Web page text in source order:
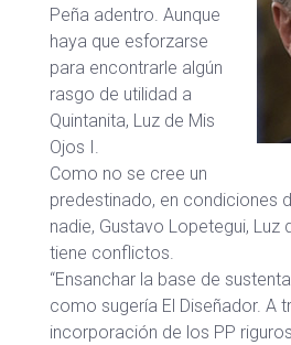
Peña adentro. Aunque
haya que esforzarse
para encontrarle algún
rasgo de utilidad a
Quintanita, Luz de Mis
Ojos I.
Como no se cree un
predestinado, en condiciones
nadie, Gustavo Lopetegui, Luz
tiene conflictos.
“Ensanchar la base de
como sugería El Diseñador. A
incorporación de los PP